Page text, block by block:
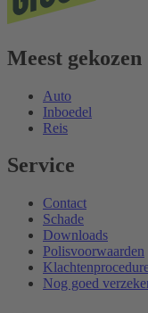
Meest gekozen
Auto
Inboedel
Reis
Service
Contact
Schade
Downloads
Polisvoorwaarden
Nog goed